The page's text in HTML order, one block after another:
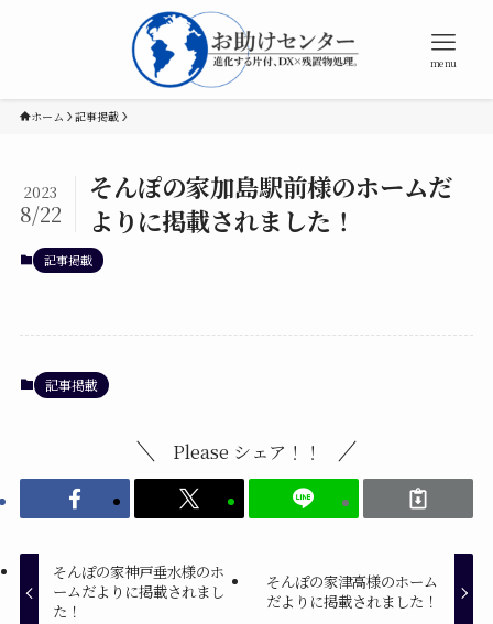
menu
ホーム 記事掲載
そんぽの家加島駅前様のホームだ
よりに掲載されました！
2023
8/22
記事掲載
記事掲載
Please シェア！！
そんぽの家神戸垂水様のホ
ームだよりに掲載されまし
た！
そんぽの家津高様のホーム
だよりに掲載されました！